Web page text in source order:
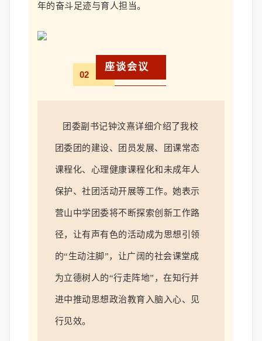
年的奋斗足迹与育人担当。
座谈会议
02
团委副 书记钟汶熹详细介绍了我校
团委 团的建设、 团员发展、 团课常态
课程化、心理健康课程化和未成年人
保护、社团活动开展等工作。她表示
营山中学团委将不断探索创新工作路
径，让有声有色的活动成为思想引领
的“生动注脚”，让广阔的社会课堂成
为立德树人的“行走阵地”，在知行并
进中推动思想政治教育入脑入心、见
行见效。